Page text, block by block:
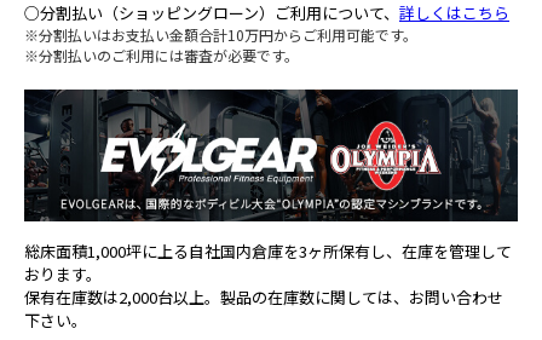
○分割払い（ショッピングローン）ご利用について、 詳しくはこちら
※分割払いはお支払い金額合計10万円からご利用可能です。
※分割払いのご利用には審査が必要です。
総床面積1,000坪に上る自社国内倉庫を3ヶ所保有し、在庫を管理して
おります。
保有在庫数は2,000台以上。製品の在庫数に関しては、お問い合わせ
下さい。